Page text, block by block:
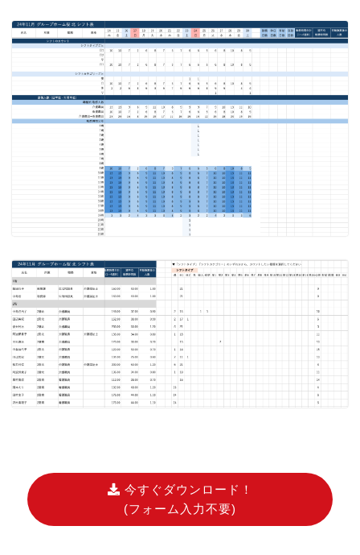
今すぐダウンロード！
(フォーム入力不要)